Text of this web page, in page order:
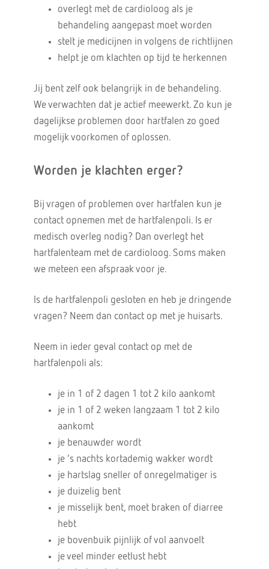
overlegt met de cardioloog als je
behandeling aangepast moet worden
stelt je medicijnen in volgens de richtlijnen
helpt je om klachten op tijd te herkennen
Jij bent zelf ook belangrijk in de behandeling.
We verwachten dat je actief meewerkt. Zo kun je
dagelijkse problemen door hartfalen zo goed
mogelijk voorkomen of oplossen.
Worden je klachten erger?
Bij vragen of problemen over hartfalen kun je
contact opnemen met de hartfalenpoli. Is er
medisch overleg nodig? Dan overlegt het
hartfalenteam met de cardioloog. Soms maken
we meteen een afspraak voor je.
Is de hartfalenpoli gesloten en heb je dringende
vragen? Neem dan contact op met je huisarts.
Neem in ieder geval contact op met de
hartfalenpoli als:
je in 1 of 2 dagen 1 tot 2 kilo aankomt
je in 1 of 2 weken langzaam 1 tot 2 kilo
aankomt
je benauwder wordt
je ’s nachts kortademig wakker wordt
je hartslag sneller of onregelmatiger is
je duizelig bent
je misselijk bent, moet braken of diarree
hebt
je bovenbuik pijnlijk of vol aanvoelt
je veel minder eetlust hebt